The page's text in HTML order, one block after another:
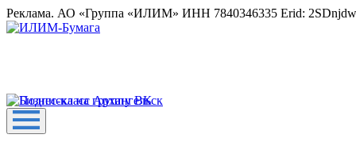
Реклама. АО «Группа «ИЛИМ» ИНН 7840346335 Erid: